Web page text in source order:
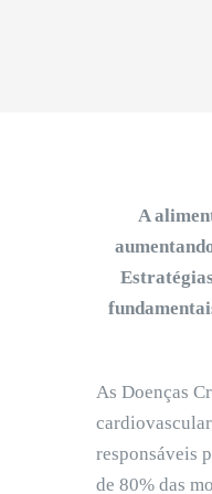
A
As Doenças
responsáveis
de 80% das